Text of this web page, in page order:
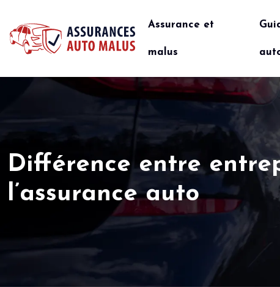
Assurance et
malus
Différence entre
l’assurance auto